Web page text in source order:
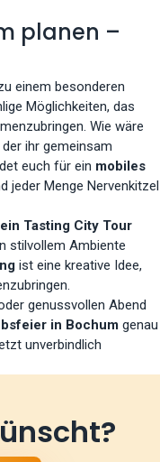
planen –
einem besonderen
Möglichkeiten, das
Wie wäre
der ihr gemeinsam
euch für ein mobiles
jeder Menge Nervenkitzel
Tasting City Tour
stilvollem Ambiente
ist eine kreative Idee,
genussvollen Abend
in Bochum genau
unverbindlich